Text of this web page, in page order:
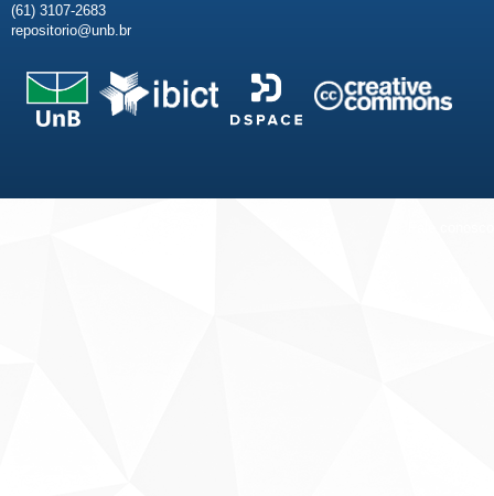
(61) 3107-2683
repositorio@unb.br